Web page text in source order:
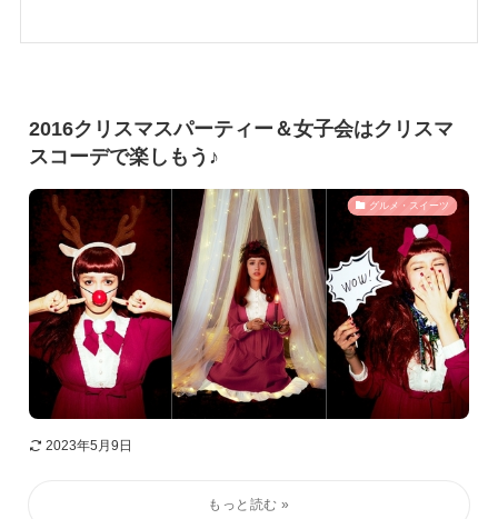
2016クリスマスパーティー＆女子会はクリスマ
スコーデで楽しもう♪
グルメ・スイーツ
2023年5月9日